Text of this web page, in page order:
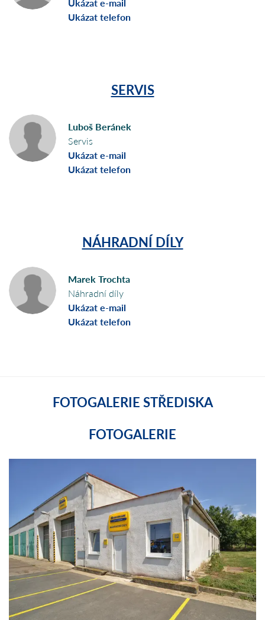
Ukázat telefon
SERVIS
Luboš Beránek
Servis
Ukázat e-mail
Ukázat telefon
NÁHRADNÍ DÍLY
Marek Trochta
Náhradní díly
Ukázat e-mail
Ukázat telefon
FOTOGALERIE STŘEDISKA
FOTOGALERIE